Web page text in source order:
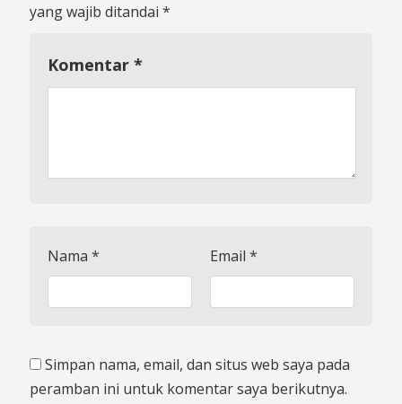
yang wajib ditandai *
Komentar *
Nama * Email *
Simpan nama, email, dan situs web saya pada
peramban ini untuk komentar saya berikutnya.